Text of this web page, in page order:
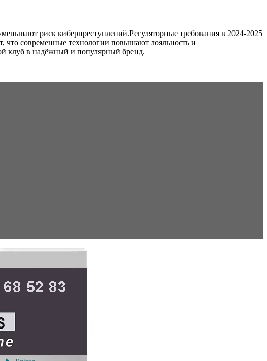
риск киберпреступлений.Регуляторные требования в 2024‑2025
что современные технологии повышают лояльность и
клуб в надёжный и популярный бренд.